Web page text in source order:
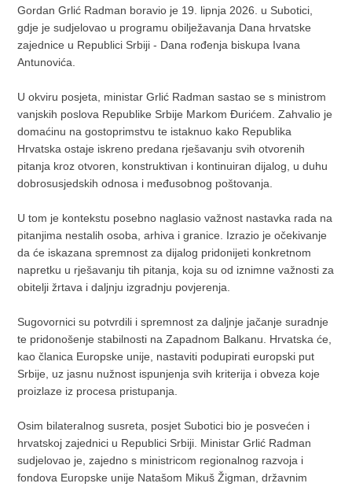
Gordan Grlić Radman boravio je 19. lipnja 2026. u Subotici,
gdje je sudjelovao u programu obilježavanja Dana hrvatske
zajednice u Republici Srbiji - Dana rođenja biskupa Ivana
Antunovića.
U okviru posjeta, ministar Grlić Radman sastao se s ministrom
vanjskih poslova Republike Srbije Markom Đurićem. Zahvalio je
domaćinu na gostoprimstvu te istaknuo kako Republika
Hrvatska ostaje iskreno predana rješavanju svih otvorenih
pitanja kroz otvoren, konstruktivan i kontinuiran dijalog, u duhu
dobrosusjedskih odnosa i međusobnog poštovanja.
U tom je kontekstu posebno naglasio važnost nastavka rada na
pitanjima nestalih osoba, arhiva i granice. Izrazio je očekivanje
da će iskazana spremnost za dijalog pridonijeti konkretnom
napretku u rješavanju tih pitanja, koja su od iznimne važnosti za
obitelji žrtava i daljnju izgradnju povjerenja.
Sugovornici su potvrdili i spremnost za daljnje jačanje suradnje
te pridonošenje stabilnosti na Zapadnom Balkanu. Hrvatska će,
kao članica Europske unije, nastaviti podupirati europski put
Srbije, uz jasnu nužnost ispunjenja svih kriterija i obveza koje
proizlaze iz procesa pristupanja.
Osim bilateralnog susreta, posjet Subotici bio je posvećen i
hrvatskoj zajednici u Republici Srbiji. Ministar Grlić Radman
sudjelovao je, zajedno s ministricom regionalnog razvoja i
fondova Europske unije Natašom Mikuš Žigman, državnim